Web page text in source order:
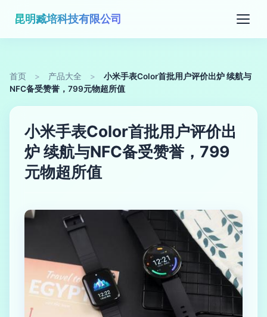
昆明臧培科技有限公司
首页 > 产品大全 >
小米手表Color首批用户评价出炉 续航与
NFC备受赞誉，799元物超所值
小米手表Color首批用户评价出
炉 续航与NFC备受赞誉，799
元物超所值